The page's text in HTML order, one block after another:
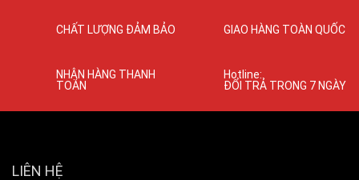
CHẤT LƯỢNG ĐẢM BẢO GIAO HÀNG TOÀN QUỐC
NHẬN HÀNG THANH
TOÁN
Hotline:
ĐỔI TRẢ TRONG 7 NGÀY
LIÊN HỆ